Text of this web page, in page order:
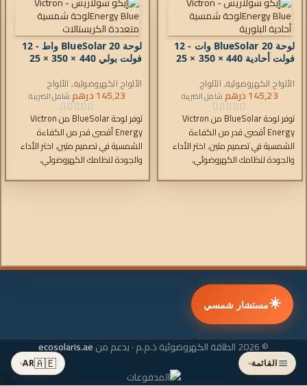
لوحة BlueSolar 20 وات - 12
فولت أحادية 440 × 350 × 25
الألواح الكهروضوئية, الألواح
الكهروضوئية للطاقة من شركة
145,23درهمشامل الضريبة
توفر لوحة BlueSolar من Victron
Energy أقصى قدر من الكفاءة
الشمسية في تصميم متين. اختر الأداء
والجودة لنظامك الكهروضوئي.
لوحة BlueSolar 20 واط - 12
فولت بولي 440 × 350 × 25
الألواح الكهروضوئية, الألواح
الكهروضوئية للطاقة من شركة
145,23درهم شامل الضريبة
توفر لوحة BlueSolar من Victron
Energy أقصى قدر من الكفاءة
الشمسية في تصميم متين. اختر الأداء
والجودة لنظامك الكهروضوئي.
© 2026 الطاقة الكهروضوئية ذ.م.م · بدعم من ecosolaris.ae
☀️مستشار شمسي
القائمة›
تمت إضافته إلى سلة التسوق
🇦🇪
AR
›